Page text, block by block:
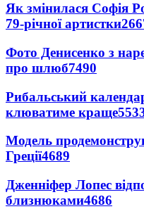
Як змінилася Софія
79-річної артистки
Фото Денисенко з
про шлюб7490
Рибальський
клюватиме краще
Модель
Греції4689
Дженніфер Лопес
близнюками4686